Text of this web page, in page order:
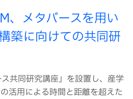
、メタバースを用い
築に向けての共同研
ス共同研究講座」を設置し、産学
活用による時間と距離を超えた